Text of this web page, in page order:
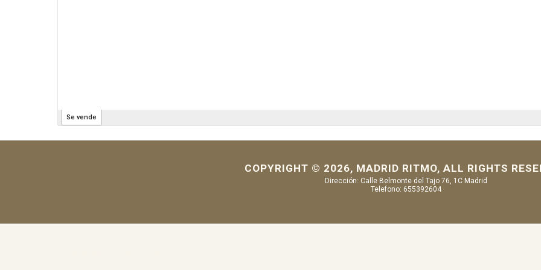
COPYRIGHT © 2026, MADRID RITMO, ALL RIGHTS
Dirección: Calle Belmonte del Tajo 76, 1C Madrid
Telefono: 655392604